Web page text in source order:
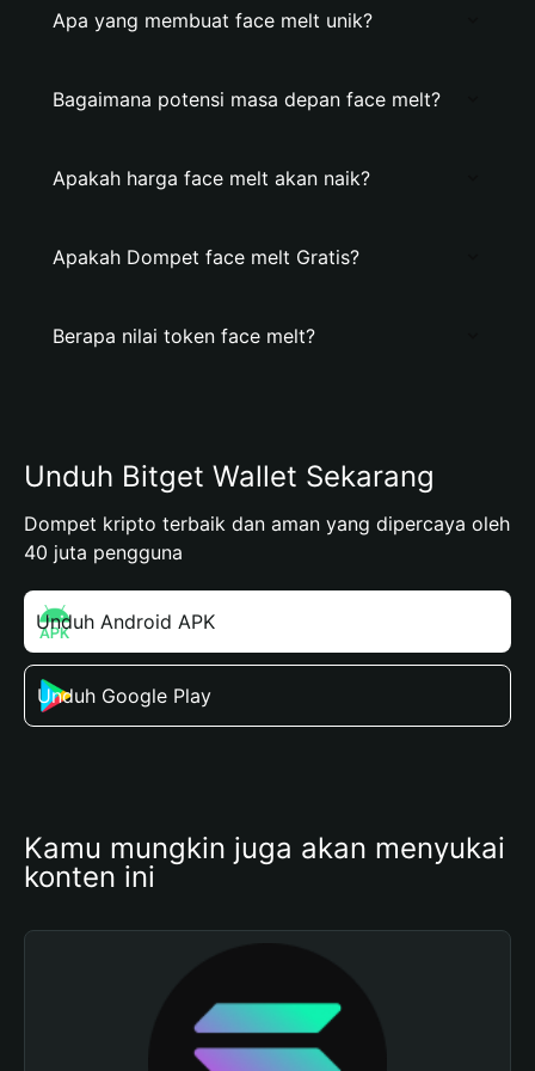
Apa yang membuat face melt unik?
Bagaimana potensi masa depan face melt?
Apakah harga face melt akan naik?
Apakah Dompet face melt Gratis?
Berapa nilai token face melt?
Unduh Bitget Wallet Sekarang
Dompet kripto terbaik dan aman yang dipercaya oleh
40 juta pengguna
Unduh Android APK
Unduh Google Play
Kamu mungkin juga akan menyukai
konten ini